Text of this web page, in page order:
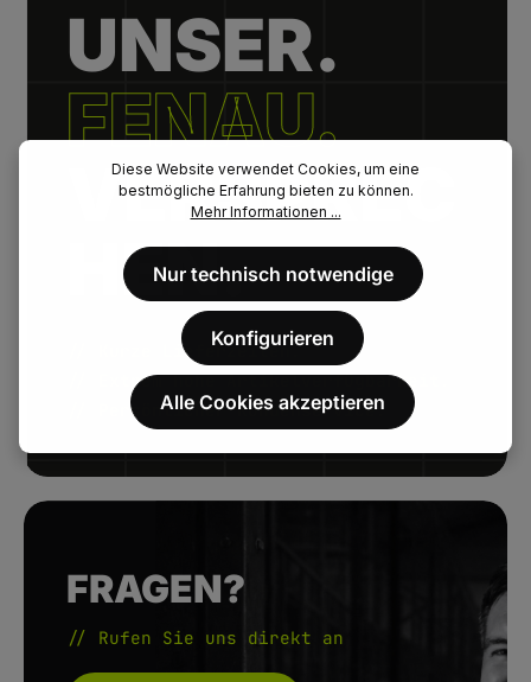
UNSER.
FENAU.
VERSPREC
HEN.
// Kurze Lieferzeiten.
// Extrem hohe Artikelverfügbarkeit.
// Persönlicher Kundenservice.
FRAGEN?
// Rufen Sie uns direkt an
Diese Website verwendet Cookies, um eine
bestmögliche Erfahrung bieten zu können.
Mehr Informationen ...
Nur technisch notwendige
Konfigurieren
Alle Cookies akzeptieren